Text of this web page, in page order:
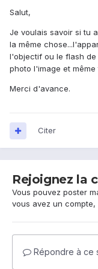
Salut,
Je voulais savoir si tu
la même
l'objectif ou le flash de
photo l'image et
Merci d'avance.
Citer
Rejoignez la
Vous pouvez poster
vous avez un compte,
Répondre à ce